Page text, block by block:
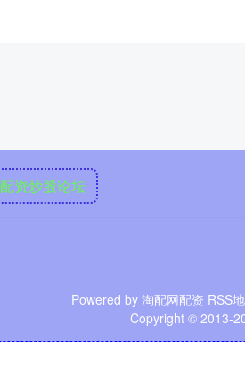
配资炒股论坛
Powered by 淘配网配资 RSS
Copyright © 2013-